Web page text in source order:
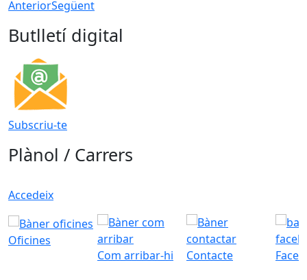
AnteriorSegüent
Butlletí digital
Subscriu-te
Plànol / Carrers
Accedeix
Oficines
Com arribar-hi
Contacte